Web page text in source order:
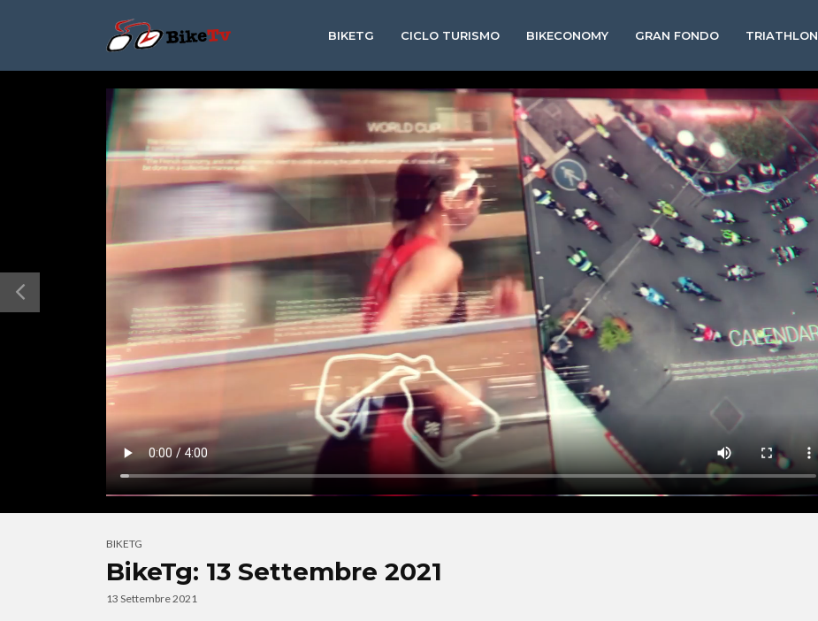
BIKETG CICLO TURISMO BIKECONOMY GRAN FONDO TRIATHLON
BIKETG
BikeTg: 13 Settembre 2021
13 Settembre 2021